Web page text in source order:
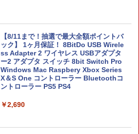
ヨッシーとフカシギの図鑑
￥7,021
￥580
【楽天1位】【即日発送】PS5 コントロ
ーラー 充電スタンド ps5 DualSense Ed
ge コントローラー 充電器 USB給電式 充
PlayStation5 コントローラー対応 プレ
【8/11まで！抽選で最大全額ポイントバ
ック】 1ヶ月保証！ 8BitDo USB Wirele
ss Adapter 2 ワイヤレス USBアダプタ
ー2 アダプタ スイッチ 8bit Switch Pro
Windows Mac Raspbery Xbox Series
X＆S One コントローラー Bluetoothコ
ントローラー PS5 PS4
￥2,690